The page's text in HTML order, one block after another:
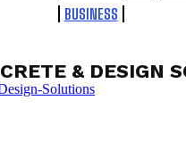
BUSINESS
& DESIGN